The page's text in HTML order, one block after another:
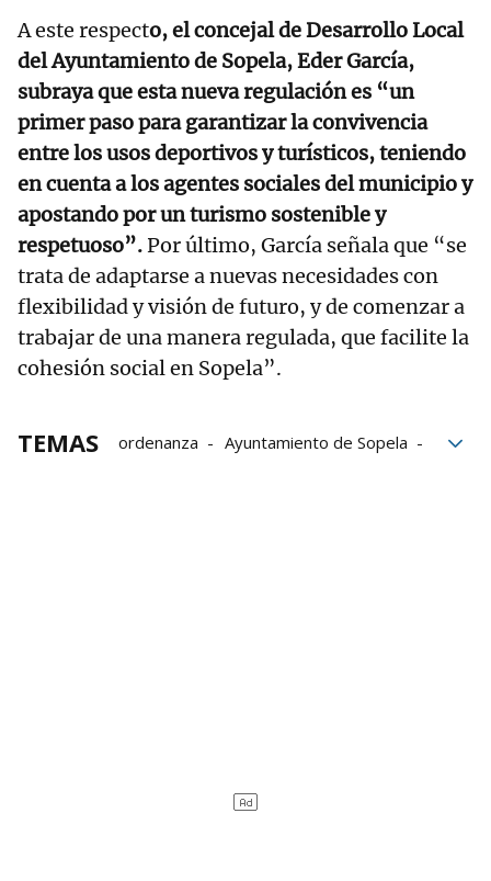
A este respecto, el concejal de Desarrollo Local
del Ayuntamiento de Sopela, Eder García,
subraya que esta nueva regulación es “un
primer paso para garantizar la convivencia
entre los usos deportivos y turísticos, teniendo
en cuenta a los agentes sociales del municipio y
apostando por un turismo sostenible y
respetuoso”.Por último, García señala que “se
trata de adaptarse a nuevas necesidades con
flexibilidad y visión de futuro, y de comenzar a
trabajar de una manera regulada, que facilite la
cohesión social en Sopela”.
TEMAS ordenanza
Ayuntamiento de Sopela